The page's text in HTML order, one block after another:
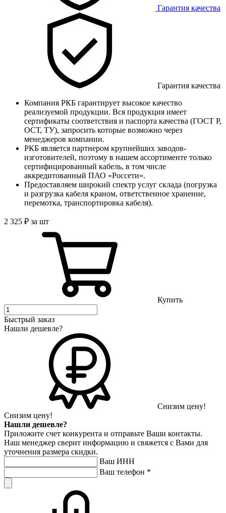
Гарантия качества
Гарантия качества
Компания РКБ гарантирует высокое качество
реализуемой продукции. Вся продукция имеет
сертификаты соответствия и паспорта качества (ГОСТ Р,
ОСТ, ТУ), запросить которые возможно через
менеджеров компании.
РКБ является партнером крупнейших заводов-
изготовителей, поэтому в нашем ассортименте только
сертифицированный кабель, в том числе
аккредитованный ПАО «Россети».
Предоставляем широкий спектр услуг склада (погрузка
и разгрузка кабеля краном, ответственное хранение,
перемотка, транспортировка кабеля).
2 325 ₽ за шт
Купить
Быстрый заказ
Нашли дешевле?
Снизим цену!
Снизим цену!
Нашли дешевле?
Приложите счет конкурента и отправьте Ваши контакты.
Наш менеджер сверит информацию и свяжется с Вами для
уточнения размера скидки.
Ваш ИНН
Ваш телефон *